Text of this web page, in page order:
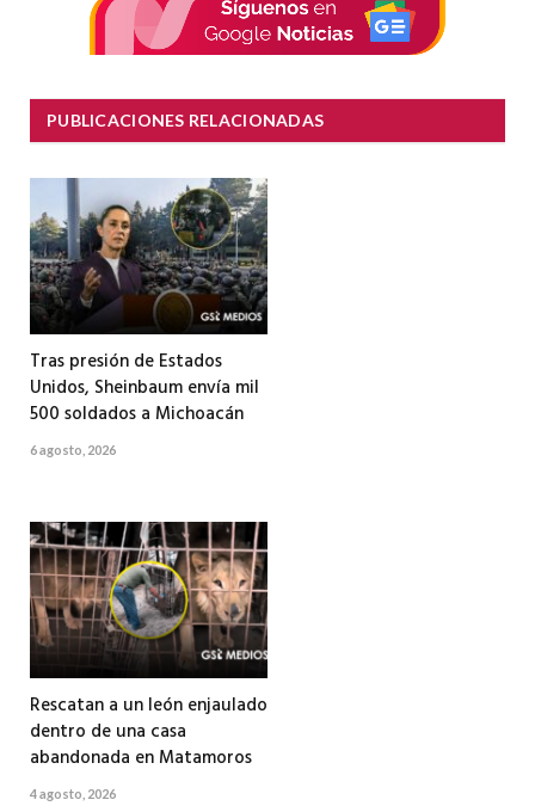
PUBLICACIONES RELACIONADAS
Tras presión de Estados
Unidos, Sheinbaum envía mil
500 soldados a Michoacán
6 agosto, 2026
Rescatan a un león enjaulado
dentro de una casa
abandonada en Matamoros
4 agosto, 2026